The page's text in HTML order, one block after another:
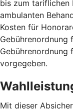
bis zum tariflichen
ambulanten
Kosten für
Gebührenordnung
Gebührenordnung
vorgegeben.
Mit dieser